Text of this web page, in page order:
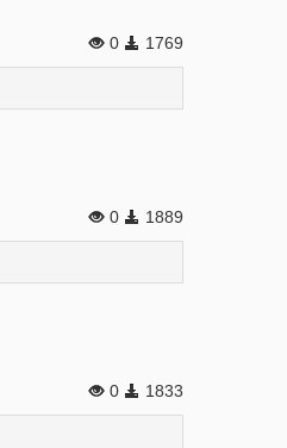
0 1769
0 1889
0 1833